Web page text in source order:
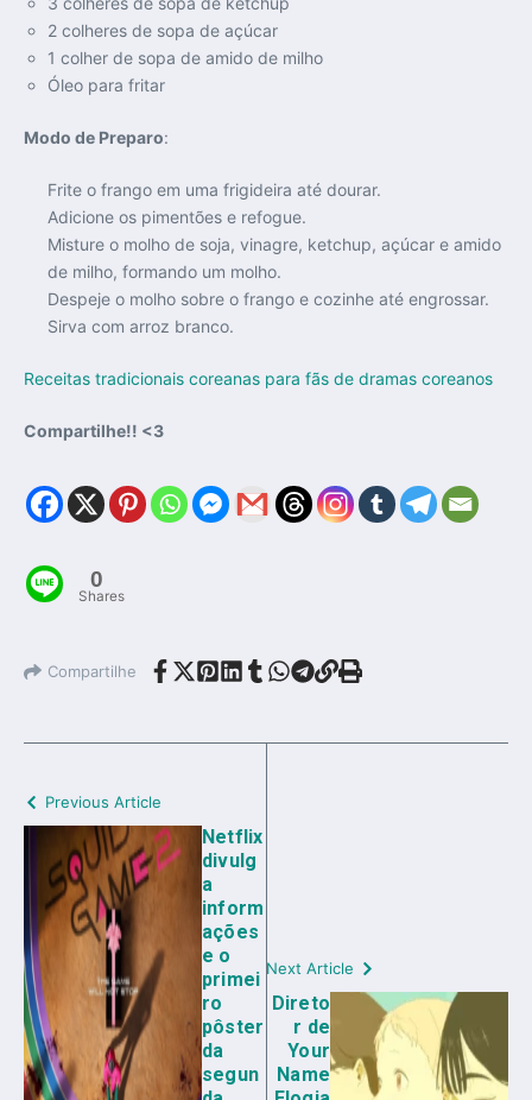
2 colheres de sopa de açúcar
1 colher de sopa de amido de milho
Óleo para fritar
Modo de Preparo:
Frite o frango em uma frigideira até dourar.
Adicione os pimentões e refogue.
Misture o molho de soja, vinagre, ketchup, açúcar e amido
de milho, formando um molho.
Despeje o molho sobre o frango e cozinhe até engrossar.
Sirva com arroz branco.
Receitas tradicionais coreanas para fãs de dramas coreanos
Compartilhe!! <3
0
Shares
Compartilhe
Previous Article
Netflix
divulg
a
inform
ações
e o
primei
ro
pôster
da
segun
Next Article
Direto
r de
Your
Name